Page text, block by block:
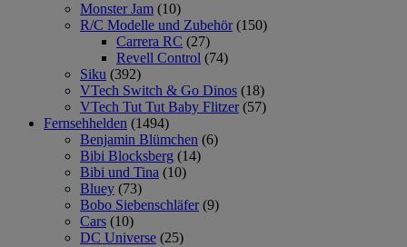
Monster Jam (10)
R/C Modelle und Zubehör (150)
Carrera RC (27)
Revell Control (74)
Siku (392)
VTech Switch & Go Dinos (18)
VTech Tut Tut Baby Flitzer (57)
Fernsehhelden (1494)
Benjamin Blümchen (6)
Bibi Blocksberg (14)
Bibi und Tina (10)
Bluey (73)
Bobo Siebenschläfer (9)
Cars (10)
DC Universe (25)